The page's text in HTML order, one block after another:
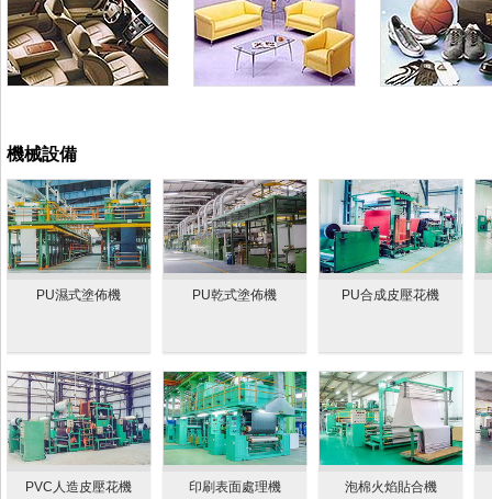
機械設備
PU濕式塗佈機 PU乾式塗佈機 PU合成皮壓花機
PVC人造皮壓花機 印刷表面處理機 泡棉火焰貼合機